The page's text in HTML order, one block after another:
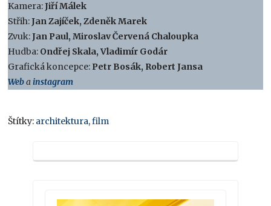
Kamera:Jiří Málek
Střih:Jan Zajíček, Zdeněk Marek
Zvuk:Jan Paul, Miroslav Červená Chaloupka
Hudba: Ondřej Skala, Vladimír Godár
Grafická koncepce: Petr Bosák, Robert Jansa
Webainstagram
Štítky: architektura,film